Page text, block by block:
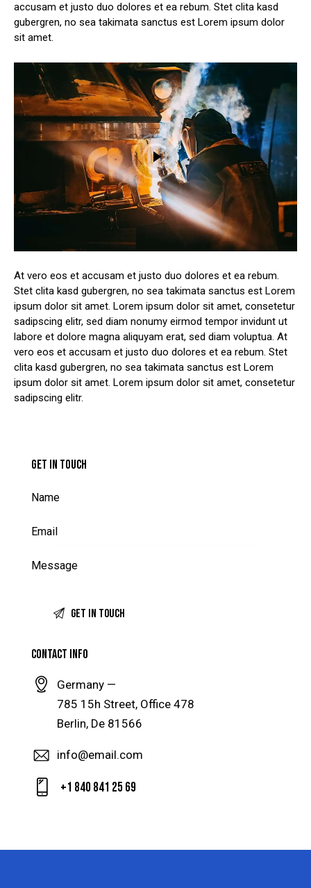
accusam et justo duo dolores et ea rebum. Stet clita kasd
gubergren, no sea takimata sanctus est Lorem ipsum dolor
sit amet.
At vero eos et accusam et justo duo dolores et ea rebum.
Stet clita kasd gubergren, no sea takimata sanctus est Lorem
ipsum dolor sit amet. Lorem ipsum dolor sit amet, consetetur
sadipscing elitr, sed diam nonumy eirmod tempor invidunt ut
labore et dolore magna aliquyam erat, sed diam voluptua. At
vero eos et accusam et justo duo dolores et ea rebum. Stet
clita kasd gubergren, no sea takimata sanctus est Lorem
ipsum dolor sit amet. Lorem ipsum dolor sit amet, consetetur
sadipscing elitr.
GET IN TOUCH
CONTACT INFO
Germany —
785 15h Street, Office 478
Berlin, De 81566
info@email.com
+1 840 841 25 69